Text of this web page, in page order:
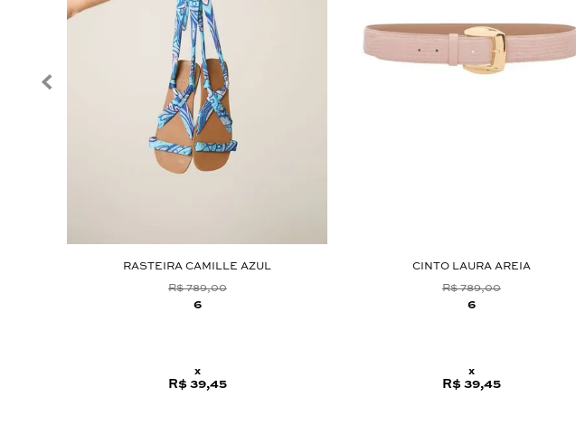
RASTEIRA CAMILLE AZUL
R$ 789,00
6
x
R$ 39,45
CINTO LAURA AREIA
R$ 789,00
6
x
R$ 39,45